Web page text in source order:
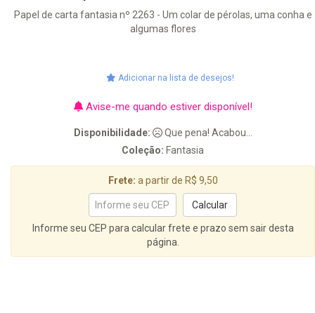
Papel de carta fantasia nº 2263 - Um colar de pérolas, uma conha e
algumas flores
Adicionar na lista de desejos!
Avise-me quando estiver disponível!
Disponibilidade:
Que pena! Acabou...
Coleção: Fantasia
Frete: a partir de R$ 9,50
Informe seu CEP para calcular frete e prazo sem sair desta
página.